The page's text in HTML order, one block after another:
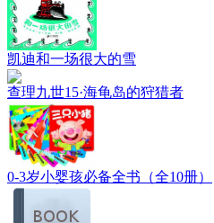
凯迪和一场很大的雪
查理九世15·海龟岛的狩猎者
0-3岁小婴孩必备全书（全10册）